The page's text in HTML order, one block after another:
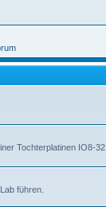
Tochterplatinen IO8-32,
führen.